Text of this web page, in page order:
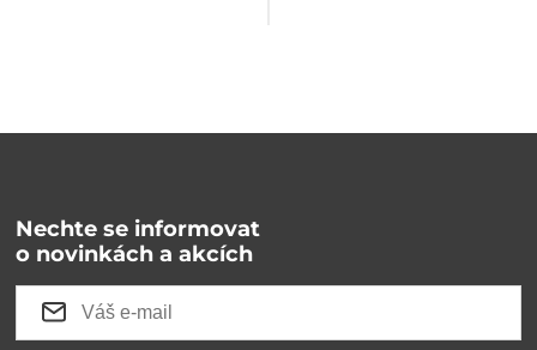
Nechte se informovat
o novinkách a akcích